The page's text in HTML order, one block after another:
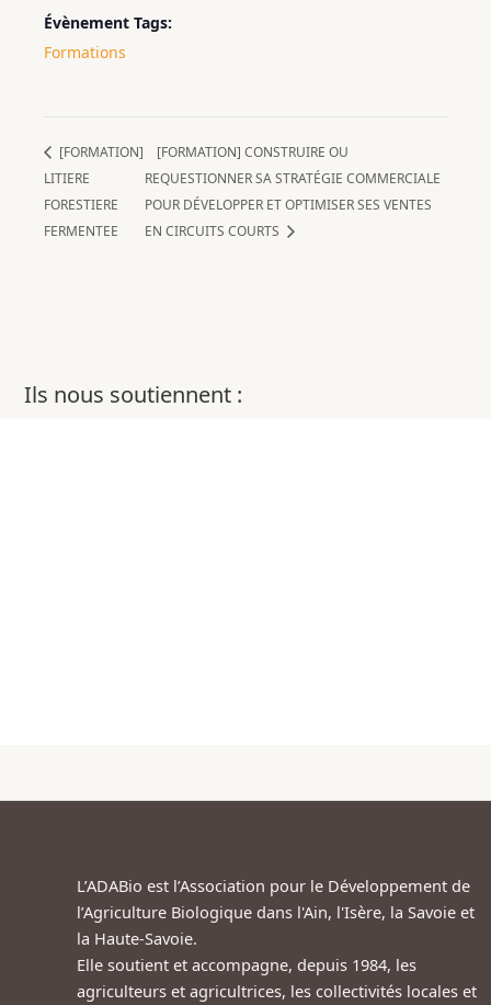
Évènement Tags:
Formations
[FORMATION]
LITIERE
FORESTIERE
FERMENTEE
[FORMATION] CONSTRUIRE OU
REQUESTIONNER SA STRATÉGIE COMMERCIALE
POUR DÉVELOPPER ET OPTIMISER SES VENTES
EN CIRCUITS COURTS
Ils nous soutiennent :
L’ADABio est l’Association pour le Développement de
l’Agriculture Biologique dans l'Ain, l'Isère, la Savoie et
la Haute-Savoie.
Elle soutient et accompagne, depuis 1984, les
agriculteurs et agricultrices, les collectivités locales et